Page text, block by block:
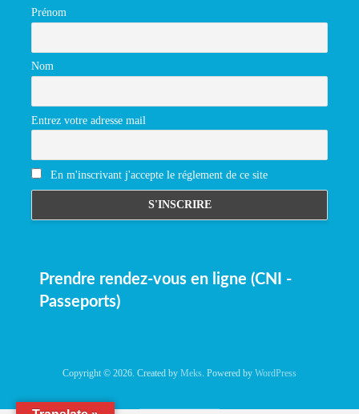
Prénom
Nom
Entrez votre adresse mail
En m'inscrivant j'accepte le réglement de ce site
Prendre rendez-vous en ligne (CNI -
Passeports)
Copyright © 2026. Created by Meks . Powered by WordPress